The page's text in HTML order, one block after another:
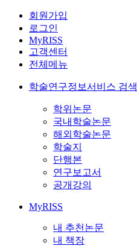
회원가입
로그인
MyRISS
고객센터
전체메뉴
학술연구정보서비스 검색
학위논문
국내학술논문
해외학술논문
학술지
단행본
연구보고서
공개강의
MyRISS
내 추천논문
내 책장